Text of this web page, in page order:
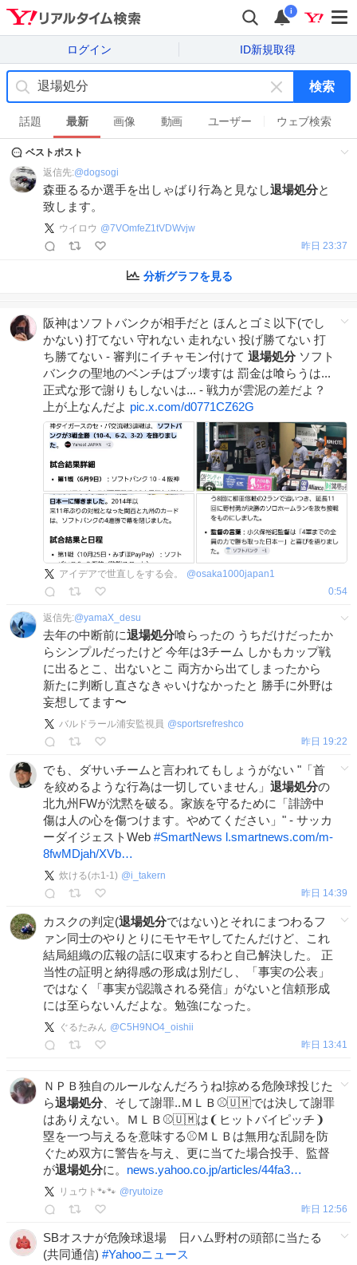
i
ログイン ID新規取得
キ
ー
ワ
を
検索
話題 最新 画像 動画 ユーザー ウェブ検索
ベストポスト
返信先:@dogsogi
森亜るるか選手を出しゃばり行為と見なし退場処分と
致します。
ウイロウ @7VOmfeZ1tVDWvjw
昨日 23:37
分析グラフを見る
阪神はソフトバンクが相手だと ほんとゴミ以下(でし
かない) 打てない 守れない 走れない 投げ勝てない 打
ち勝てない - 審判にイチャモン付けて 退場処分ソフト
バンクの聖地のベンチはブッ壊すは 罰金は喰らうは...
正式な形で謝りもしないは... - 戦力が雲泥の差だよ？
上が上なんだよ pic.x.com/d0771CZ62G
アイデアで世直しをする会。 @osaka1000japan1
0:54
返信先:@yamaX_desu
去年の中断前に退場処分喰らったの うちだけだったか
らシンプルだったけど 今年は3チーム しかもカップ戦
に出るとこ、出ないとこ 両方から出てしまったから
新たに判断し直さなきゃいけなかったと 勝手に外野は
妄想してます〜
バルドラール浦安監視員 @sportsrefreshco
昨日 19:22
でも、ダサいチームと言われてもしょうがない "「首
を絞めるような行為は一切していません」 退場処分の
北九州FWが沈黙を破る。家族を守るために「誹謗中
傷は人の心を傷つけます。やめてください」" - サッカ
ーダイジェストWeb #SmartNews l.smartnews.com/m-
8fwMDjah/XVb…
炊ける(ホ1-1) @i_takern
昨日 14:39
カスクの判定(退場処分ではない)とそれにまつわるフ
ァン同士のやりとりにモヤモヤしてたんだけど、これ
結局組織の広報の話に収束するわと自己解決した。 正
当性の証明と納得感の形成は別だし、「事実の公表」
ではなく「事実が認識される発信」がないと信頼形成
には至らないんだよな。勉強になった。
ぐるたみん @C5H9NO4_oishii
昨日 13:41
ＮＰＢ独自のルールなんだろうね!掠める危険球投じた
ら退場処分、そして謝罪..ＭＬＢ⚾🇺🇲では決して謝罪
はありえない。ＭＬＢ⚾🇺🇲は❨ヒットバイピッチ❩
塁を一つ与えるを意味する⚾ＭＬＢは無用な乱闘を防
ぐため双方に警告を与え、更に当てた場合投手、監督
が退場処分に。 news.yahoo.co.jp/articles/44fa3…
リュウト🐾🐾 @ryutoize
昨日 12:56
SBオスナが危険球退場 日ハム野村の頭部に当たる
(共同通信) #Yahooニュース